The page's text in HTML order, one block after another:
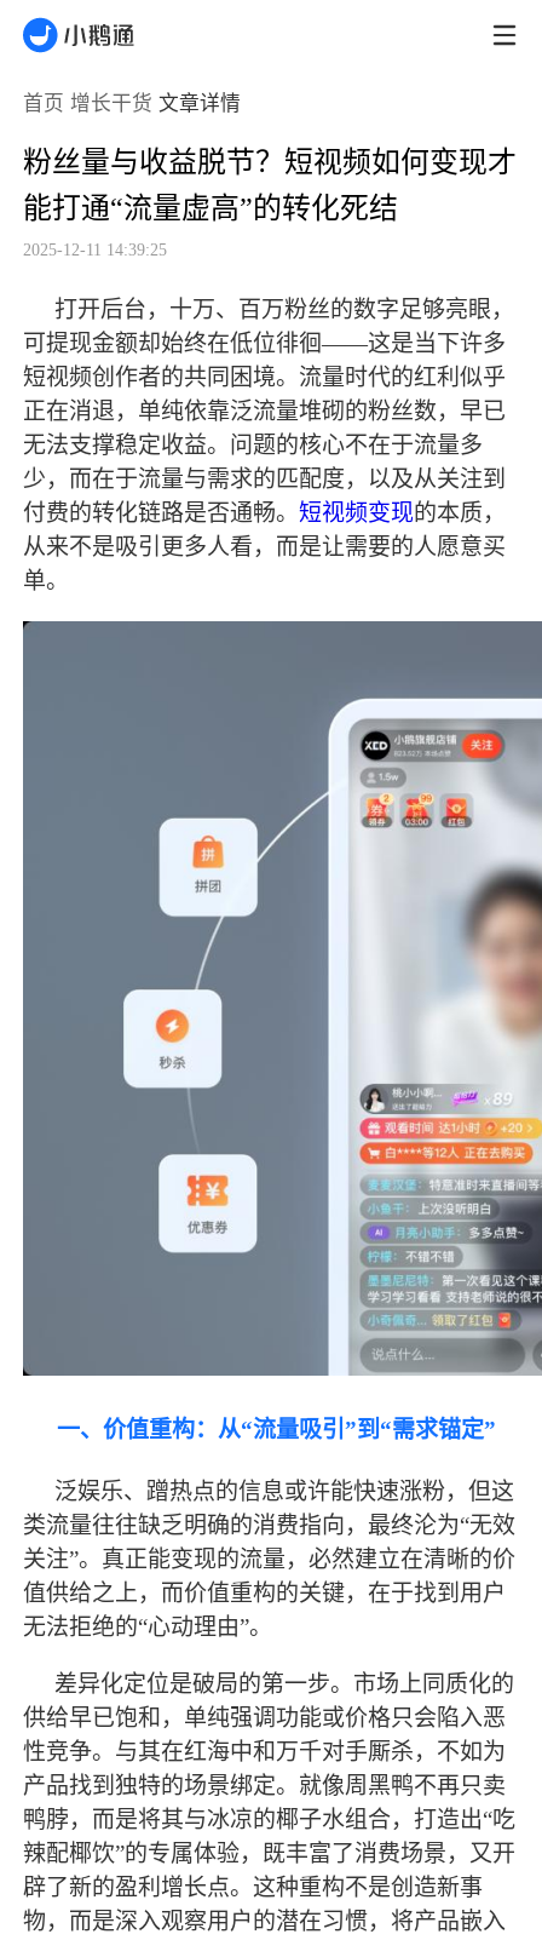
首页 增长干货 文章详情
粉丝量与收益脱节？短视频如何变现才
能打通“流量虚高”的转化死结
2025-12-11 14:39:25
打开后台，十万、百万粉丝的数字足够亮眼，
可提现金额却始终在低位徘徊——这是当下许多
短视频创作者的共同困境。流量时代的红利似乎
正在消退，单纯依靠泛流量堆砌的粉丝数，早已
无法支撑稳定收益。问题的核心不在于流量多
少，而在于流量与需求的匹配度，以及从关注到
付费的转化链路是否通畅。短视频变现的本质，
从来不是吸引更多人看，而是让需要的人愿意买
单。
一、价值重构：从“流量吸引”到“需求锚定”
泛娱乐、蹭热点的信息或许能快速涨粉，但这
类流量往往缺乏明确的消费指向， 最终沦为“无效
关注”。真正能变现的流量，必然建立在清晰的价
值供给之上，而价值重构的关键，在于找到用户
无法拒绝的“心动理由”。
差异化定位是破局的第一步。市场上同质化的
供给早已饱和，单纯强调功能或价格只会陷入恶
性竞争。与其在红海中和万千对手厮杀，不如为
产品找到独特的场景绑定。就像周黑鸭不再只卖
鸭脖，而是将其与冰凉的椰子水组合，打造出“吃
辣配椰饮”的专属体验，既丰富了消费场景，又开
辟了新的盈利增长点。这种重构不是创造新事
物，而是深入观察用户的潜在习惯，将产品嵌入